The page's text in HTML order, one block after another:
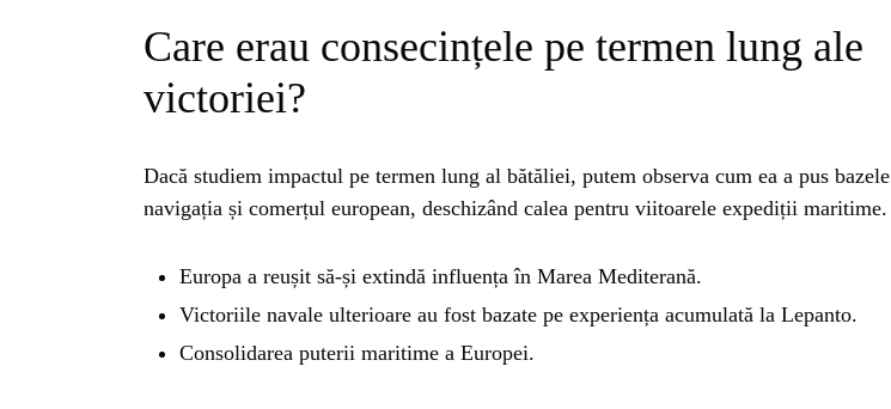
Care erau consecințele pe termen lung ale
victoriei?
Dacă studiem impactul pe termen lung al bătăliei, putem observa cum ea a pus bazele
navigația și comerțul european, deschizând calea pentru viitoarele expediții maritime.
Europa a reușit să-și extindă influența în Marea Mediterană.
Victoriile navale ulterioare au fost bazate pe experiența acumulată la Lepanto.
Consolidarea puterii maritime a Europei.
NATURĂ
STIRI
ȘTIINȚA
ANIMALE